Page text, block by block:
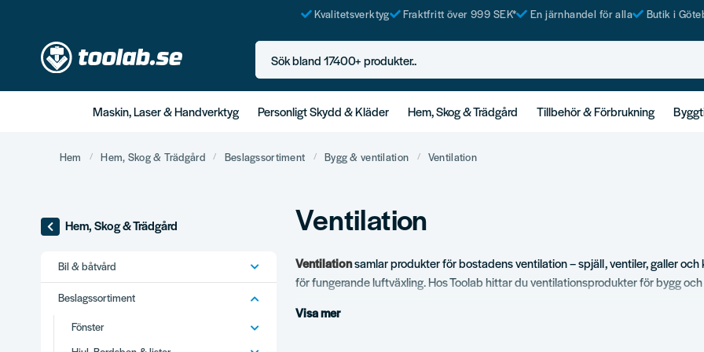
Kvalitetsverktyg Fraktfritt över 999 SEK* En järnhandel för alla Butik i
Sök bland 17400+ produkter..
Maskin, Laser & Handverktyg Personligt Skydd & Kläder Hem, Skog & Trädgård Tillbehör & Förbrukning
Hem Hem, Skog & Trädgård Beslagssortiment Bygg & ventilation Ventilation
Hem, Skog & Trädgård
Bil & båtvård
Beslagssortiment
Fönster
Ventilation
Ventilationsamlar produkter för bostadens ventilation – spjäll, ventiler, galler
för fungerande luftväxling. Hos Toolab hittar du ventilationsprodukter för bygg
Vårt sortiment
Visa mer